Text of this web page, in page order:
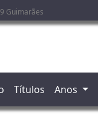
Guimarães
Títulos Anos